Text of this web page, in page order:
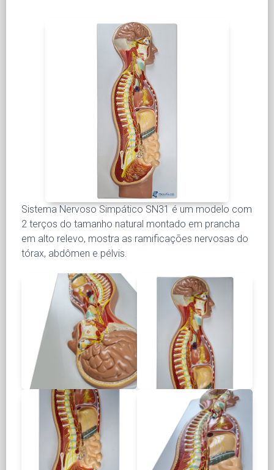
Sistema Nervoso Simpático SN31 é um modelo com
2 terços do tamanho natural montado em prancha
em alto relevo, mostra as ramificações nervosas do
tórax, abdômen e pélvis.